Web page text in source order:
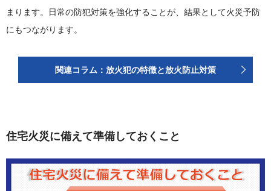
まります。日常の防犯対策を強化することが、結果として火災予防
にもつながります。
関連コラム：放火犯の特徴と放火防止対策
住宅火災に備えて準備しておくこと